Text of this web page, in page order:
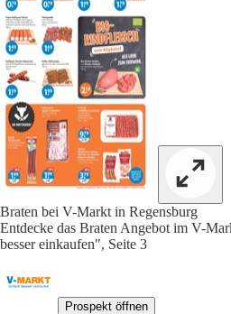
Braten bei V-Markt in Regensburg
Entdecke das Braten Angebot im V-
besser einkaufen", Seite 3
Prospekt öffnen